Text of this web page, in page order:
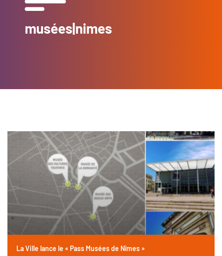
musées|nimes
La Ville lance le « Pass Musées de Nîmes »